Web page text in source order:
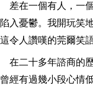
差在一個有人，一
陷入憂鬱。我開玩笑
這令人讚嘆的莞爾笑
在二十多年諮商的
曾經有過幾小段心情